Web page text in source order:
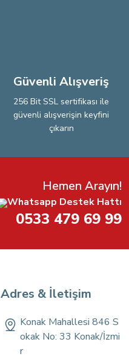
Güvenli Alışveriş
256 Bit SSL sertifikası ile
güvenli alışverişin keyfini
çıkarın
Hemen Arayın!
Whatsapp Destek Hattı
0533 479 69 99
Adres & İletişim
Konak Mahallesi 846 S
okak No: 33 Konak/İzmi
r